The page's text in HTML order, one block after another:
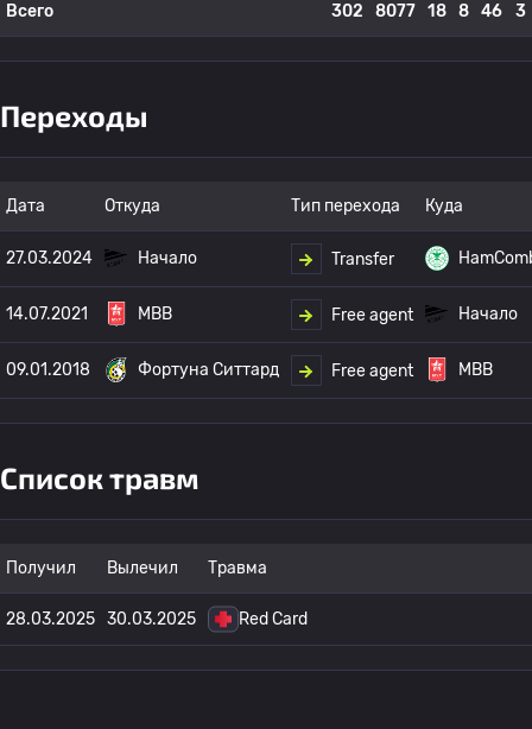
Всего 302 8077 18 8 46 3
Переходы
Дата Откуда Тип перехода Куда
27.03.2024 Начало Transfer
14.07.2021 МВВ Free agent Начало
09.01.2018 Фортуна Ситтард Free agent МВВ
Список травм
Получил Вылечил Травма
28.03.2025 30.03.2025 Red Card